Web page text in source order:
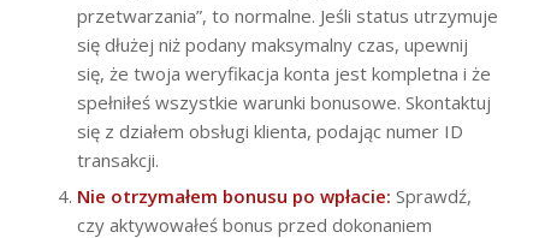
przetwarzania”, to normalne. Jeśli status utrzymuje
się dłużej niż podany maksymalny czas, upewnij
się, że twoja weryfikacja konta jest kompletna i że
spełniłeś wszystkie warunki bonusowe. Skontaktuj
się z działem obsługi klienta, podając numer ID
transakcji.
Nie otrzymałem bonusu po wpłacie: Sprawdź,
czy aktywowałeś bonus przed dokonaniem